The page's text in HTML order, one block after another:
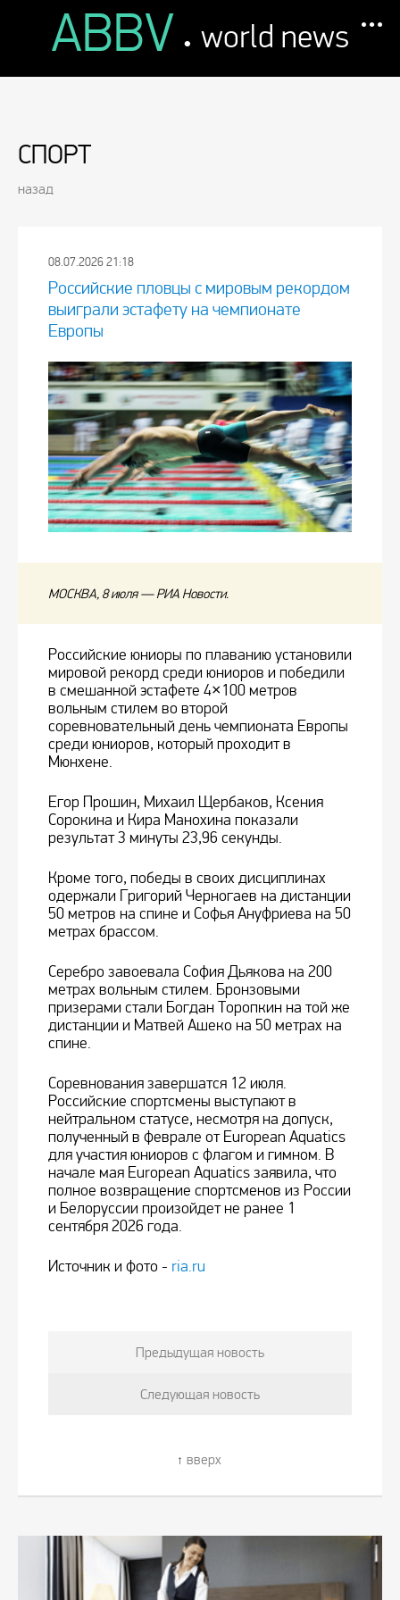
ABBV . world news
СПОРТ
назад
08.07.2026 21:18
Российские пловцы с мировым рекордом
выиграли эстафету на чемпионате
Европы
МОСКВА, 8 июля — РИА Новости.
Российские юниоры по плаванию установили
мировой рекорд среди юниоров и победили
в смешанной эстафете 4×100 метров
вольным стилем во второй
соревновательный день чемпионата Европы
среди юниоров, который проходит в
Мюнхене.
Егор Прошин, Михаил Щербаков, Ксения
Сорокина и Кира Манохина показали
результат 3 минуты 23,96 секунды.
Кроме того, победы в своих дисциплинах
одержали Григорий Черногаев на дистанции
50 метров на спине и Софья Ануфриева на 50
метрах брассом.
Серебро завоевала София Дьякова на 200
метрах вольным стилем. Бронзовыми
призерами стали Богдан Торопкин на той же
дистанции и Матвей Ашеко на 50 метрах на
спине.
Соревнования завершатся 12 июля.
Российские спортсмены выступают в
нейтральном статусе, несмотря на допуск,
полученный в феврале от European Aquatics
для участия юниоров с флагом и гимном. В
начале мая European Aquatics заявила, что
полное возвращение спортсменов из России
и Белоруссии произойдет не ранее 1
сентября 2026 года.
Источник и фото - ria.ru
Предыдущая новость
Следующая новость
вверх